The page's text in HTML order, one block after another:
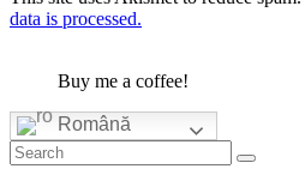
data is processed.
Buy me a coffee!
Română